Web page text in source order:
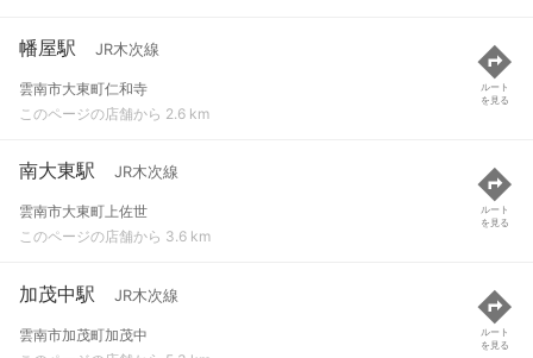
幡屋駅 JR木次線
雲南市大東町仁和寺
このページの店舗から 2.6 km
ルート
を見る
南大東駅 JR木次線
雲南市大東町上佐世
このページの店舗から 3.6 km
ルート
を見る
加茂中駅 JR木次線
雲南市加茂町加茂中
ルート
を見る